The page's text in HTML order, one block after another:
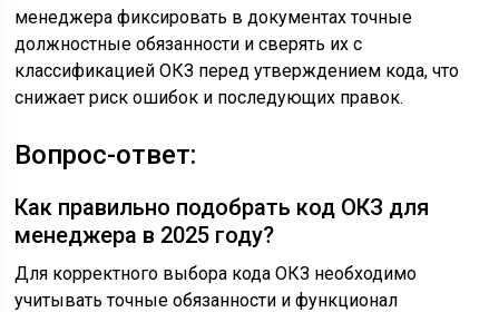
менеджера фиксировать в документах точные
должностные обязанности и сверять их с
классификацией ОКЗ перед утверждением кода, что
снижает риск ошибок и последующих правок.
Вопрос-ответ:
Как правильно подобрать код ОКЗ для
менеджера в 2025 году?
Для корректного выбора кода ОКЗ необходимо
учитывать точные обязанности и функционал